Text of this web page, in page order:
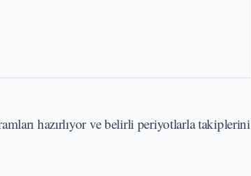
hazırlıyor ve belirli periyotlarla takiplerini